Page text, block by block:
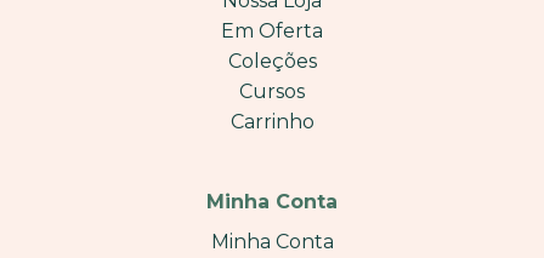
Em Oferta
Coleções
Cursos
Carrinho
Minha Conta
Minha Conta